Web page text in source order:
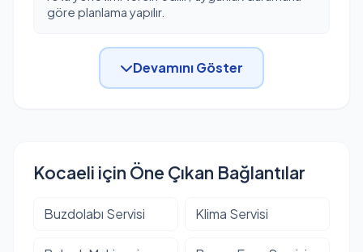
göre planlama yapılır.
Devamını Göster
Kocaeli için Öne Çıkan Bağlantılar
Buzdolabı Servisi Klima Servisi